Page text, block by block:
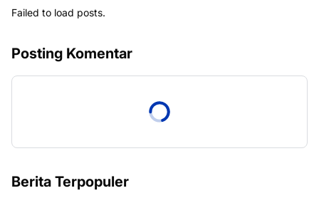
Failed to load posts.
Posting Komentar
Berita Terpopuler